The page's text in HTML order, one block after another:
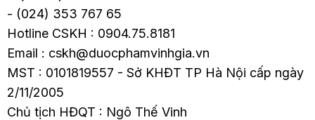
- (024) 353 767 65
Hotline CSKH : 0904.75.8181
Email : cskh@duocphamvinhgia.vn
MST : 0101819557 - Sở KHĐT TP Hà Nội cấp ngày
2/11/2005
Chủ tịch HĐQT : Ngô Thế Vinh